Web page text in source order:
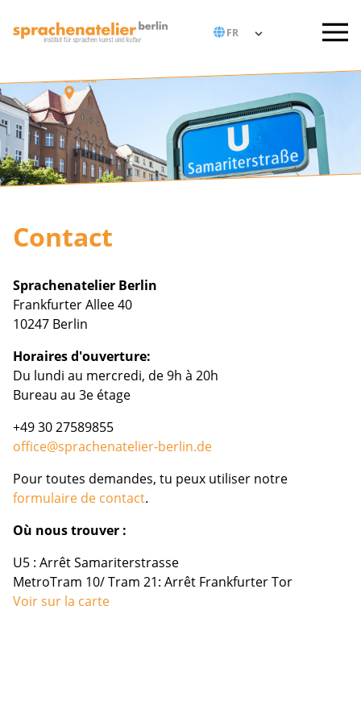
Contact
Sprachenatelier Berlin
Frankfurter Allee 40
10247 Berlin
Horaires d'ouverture:
Du lundi au mercredi, de 9h à 20h
Bureau au 3e étage
+49 30 27589855
office@sprachenatelier-berlin.de
Pour toutes demandes, tu peux utiliser notre
formulaire de contact.
Où nous trouver :
U5 : Arrêt Samariterstrasse
MetroTram 10/ Tram 21: Arrêt Frankfurter Tor
Voir sur la carte